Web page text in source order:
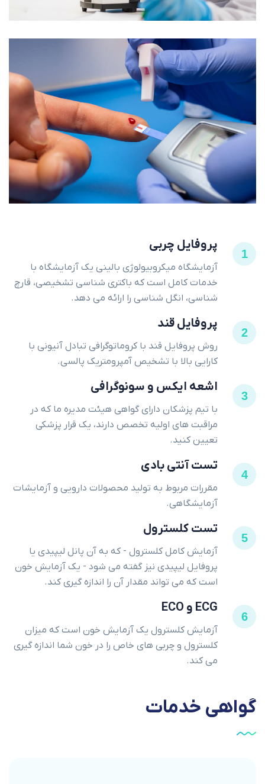
1
پروفایل چربی
آزمایشگاه میکروبیولوژی بالینی یک آزمایشگاه با
خدمات کامل است که باکتری شناسی تشخیصی، قارچ
شناسی، انگل شناسی را ارائه می دهد.
2
پروفایل قند
روش پروفایل قند با کروماتوگرافی تبادل آنیونی با
کارایی بالا با تشخیص آمپرومتریک پالسی.
3
اشعه ایکس و سونوگرافی
با تیم پزشکان دارای گواهی هیئت مدیره ما که در
مراقبت های اولیه تخصص دارند، یک قرار پزشکی
تعیین کنید.
4
تست آنتی بادی
مقررات مربوط به تولید محصولات دارویی و آزمایشات
آزمایشگاهی.
5
تست کلسترول
آزمایش کامل کلسترول - که به آن پانل لیپیدی یا
پروفایل لیپیدی نیز گفته می شود - یک آزمایش خون
است که می تواند مقدار آن را اندازه گیری کند.
6
ECG و ECO
آزمایش کلسترول یک آزمایش خون است که میزان
کلسترول و چربی های خاص را در خون شما اندازه گیری
می کند.
گواهیخدمات